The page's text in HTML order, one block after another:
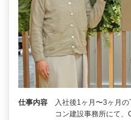
仕事内容
入社後1ヶ月〜3ヶ月
コン建設事務所にて、